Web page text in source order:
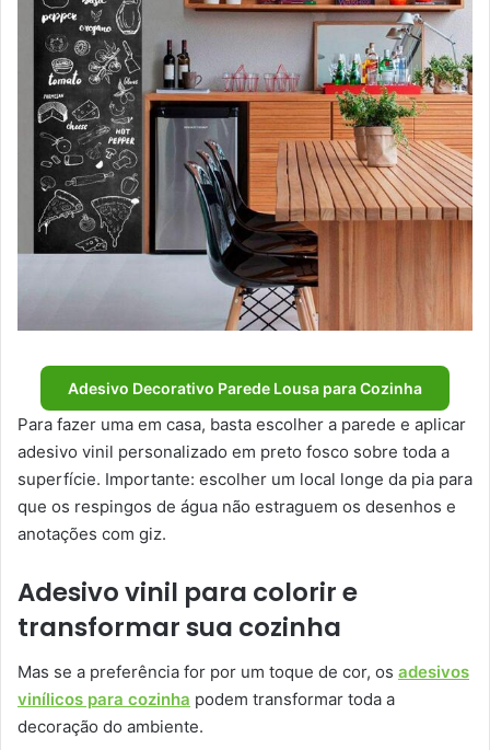
Adesivo Decorativo Parede Lousa para Cozinha
Para fazer uma em casa, basta escolher a parede e aplicar
adesivo vinil personalizado em preto fosco sobre toda a
superfície. Importante: escolher um local longe da pia para
que os respingos de água não estraguem os desenhos e
anotações com giz.
Adesivo vinil para colorir e
transformar sua cozinha
Mas se a preferência for por um toque de cor, os adesivos
vinílicos para cozinha podem transformar toda a
decoração do ambiente.